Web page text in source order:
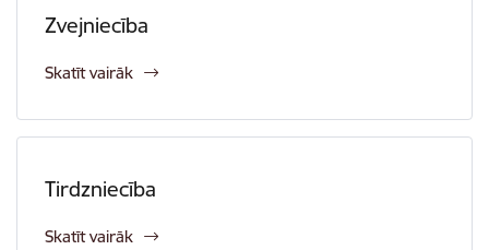
Zvejniecība
Skatīt vairāk
Tirdzniecība
Skatīt vairāk